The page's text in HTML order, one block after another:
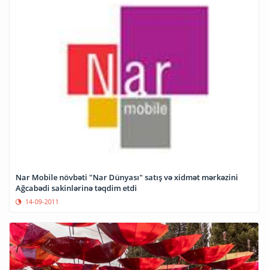
Nar Mobile növbəti "Nar Dünyası" satış və xidmət mərkəzini
Ağcabədi sakinlərinə təqdim etdi
14-09-2011